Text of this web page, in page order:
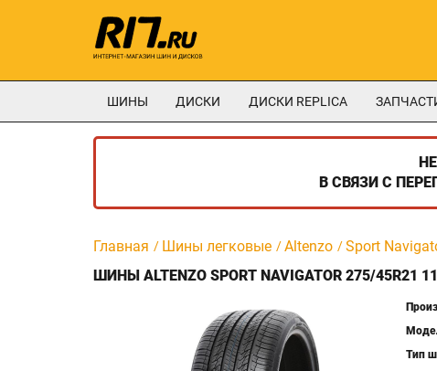
ШИНЫ ДИСКИ ДИСКИ REPLICA
В СВЯЗИ С
Главная Шины легковые Altenzo Sport
ШИНЫ ALTENZO SPORT NAVIGATOR 275/45R21
Тип